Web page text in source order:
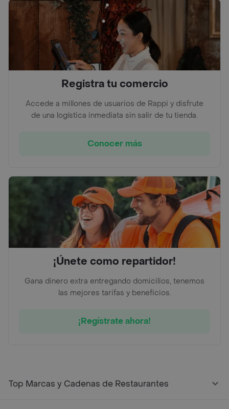
Registra tu comercio
Accede a millones de usuarios de Rappi y disfrute
de una logística inmediata sin salir de tu tienda.
Conocer más
¡Únete como repartidor!
Gana dinero extra entregando domicilios, tenemos
las mejores tarifas y beneficios.
¡Regístrate ahora!
Top Marcas y Cadenas de Restaurantes